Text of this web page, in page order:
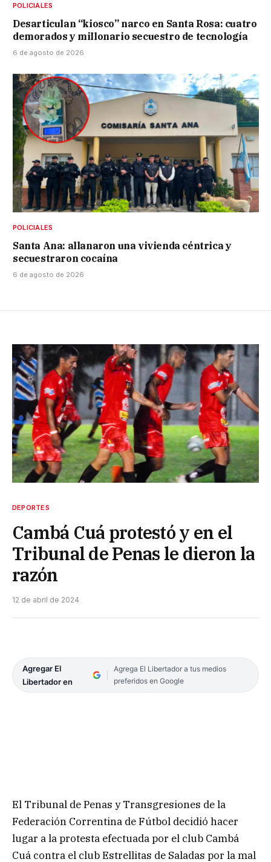
POLICIALES
Desarticulan “kiosco” narco en Santa Rosa: cuatro
demorados y millonario secuestro de tecnología
6 de agosto de 2026
POLICIALES
Santa Ana: allanaron una vivienda céntrica y
secuestraron cocaína
6 de agosto de 2026
DEPORTES
Cambá Cuá protestó y en el
Tribunal de Penas le dieron la
razón
12 de abril de 2024
Agregar El
Libertador en
Agrega El Libertador a tus medios
preferidos en Google
El Tribunal de Penas y Transgresiones de la
Federación Correntina de Fútbol decidió hacer
lugar a la protesta efectuada por el club Cambá
Cuá contra el club Estrellitas de Saladas por la mal